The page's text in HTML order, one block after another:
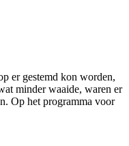
er gestemd kon worden,
minder waaide, waren er
Op het programma voor